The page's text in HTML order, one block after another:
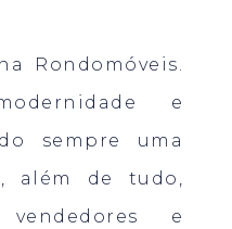
Rondomóveis.
e
sempre uma
além de tudo,
e